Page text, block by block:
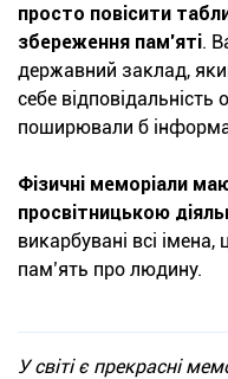
просто повісити
збереження пам’яті.
державний заклад,
себе
поширювали б
Фізичні меморіали
просвітницькою
викарбувані всі
пам’ять про людину.
У світі є прекрасні